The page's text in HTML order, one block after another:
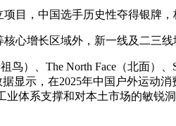
，中国选手历史性夺得银牌，
增长区域外，新一线及二三线
、The North Face（北面）、
显示，在2025年中国户外运动
体系支撑和对本土市场的敏锐